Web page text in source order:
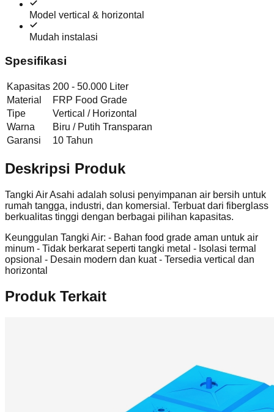
Model vertical & horizontal
Mudah instalasi
Spesifikasi
Kapasitas 200 - 50.000 Liter
Material
FRP Food Grade
Tipe
Vertical / Horizontal
Warna
Biru / Putih Transparan
Garansi
10 Tahun
Deskripsi Produk
Tangki Air Asahi adalah solusi penyimpanan air bersih untuk
rumah tangga, industri, dan komersial. Terbuat dari fiberglass
berkualitas tinggi dengan berbagai pilihan kapasitas.
Keunggulan Tangki Air: - Bahan food grade aman untuk air
minum - Tidak berkarat seperti tangki metal - Isolasi termal
opsional - Desain modern dan kuat - Tersedia vertical dan
horizontal
Produk Terkait